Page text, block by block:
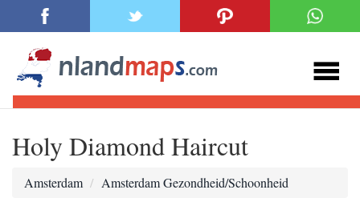
Holy Diamond Haircut
Amsterdam Amsterdam Gezondheid/Schoonheid